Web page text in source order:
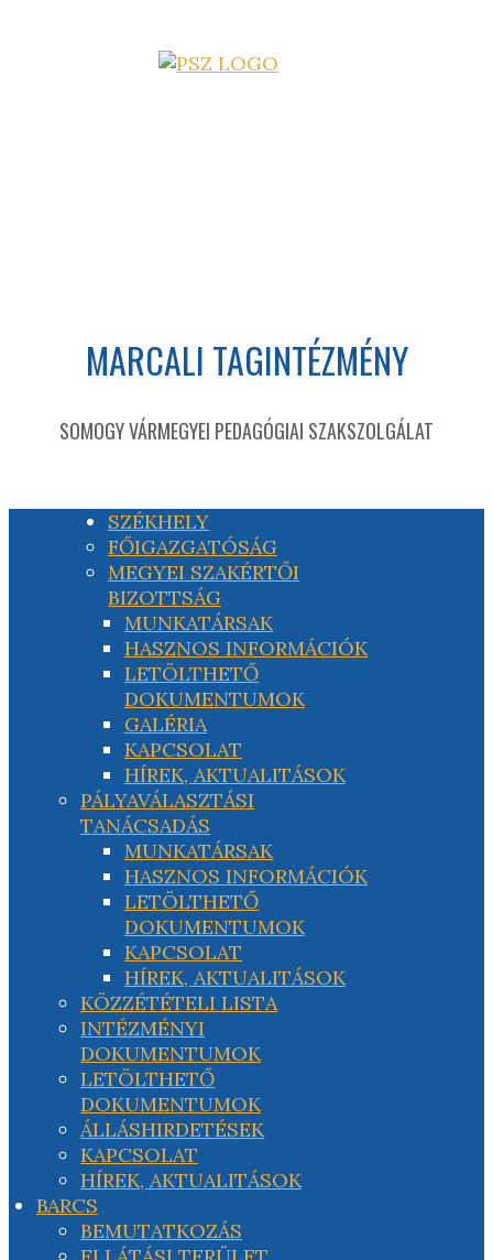
MARCALI TAGINTÉZMÉNY
SOMOGY VÁRMEGYEI PEDAGÓGIAI SZAKSZOLGÁLAT
SZÉKHELY
FŐIGAZGATÓSÁG
MEGYEI SZAKÉRTŐI
BIZOTTSÁG
MUNKATÁRSAK
HASZNOS INFORMÁCIÓK
LETÖLTHETŐ
DOKUMENTUMOK
GALÉRIA
KAPCSOLAT
HÍREK, AKTUALITÁSOK
PÁLYAVÁLASZTÁSI
TANÁCSADÁS
MUNKATÁRSAK
HASZNOS INFORMÁCIÓK
LETÖLTHETŐ
DOKUMENTUMOK
KAPCSOLAT
HÍREK, AKTUALITÁSOK
KÖZZÉTÉTELI LISTA
INTÉZMÉNYI
DOKUMENTUMOK
LETÖLTHETŐ
DOKUMENTUMOK
ÁLLÁSHIRDETÉSEK
KAPCSOLAT
HÍREK, AKTUALITÁSOK
BARCS
BEMUTATKOZÁS